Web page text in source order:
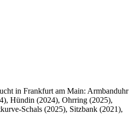
in Frankfurt am Main: Armbanduhr
Hündin (2024), Ohrring (2025),
Schals (2025), Sitzbank (2021),